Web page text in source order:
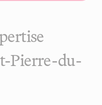
Pierre-du-